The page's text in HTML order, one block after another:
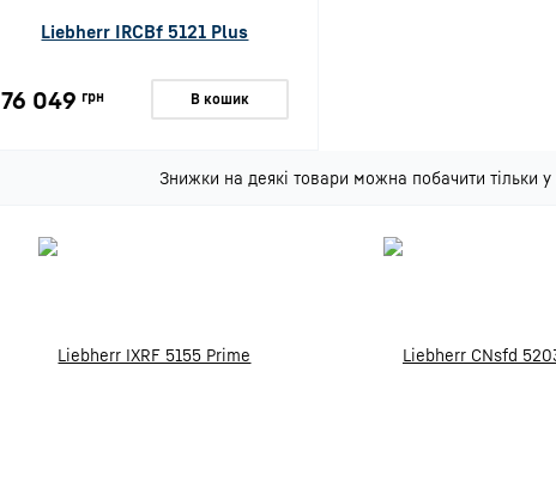
Liebherr IRCBf 5121 Plus
76 049 грн В кошик
Знижки на деякі товари можна побачити тільки у